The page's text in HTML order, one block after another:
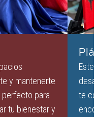
y mantenerte
perfecto para
tu bienestar y
Este
te